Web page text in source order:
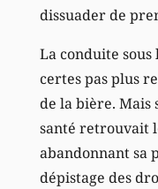
dissuader de
La conduite sous
certes pas plus
de la bière. Mais
santé retrouvait
abandonnant sa
dépistage des